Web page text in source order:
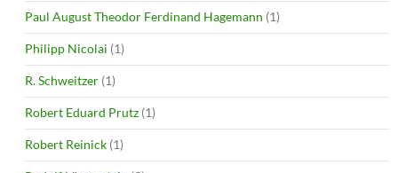
Paul August Theodor Ferdinand Hagemann (1)
Philipp Nicolai (1)
R. Schweitzer (1)
Robert Eduard Prutz (1)
Robert Reinick (1)